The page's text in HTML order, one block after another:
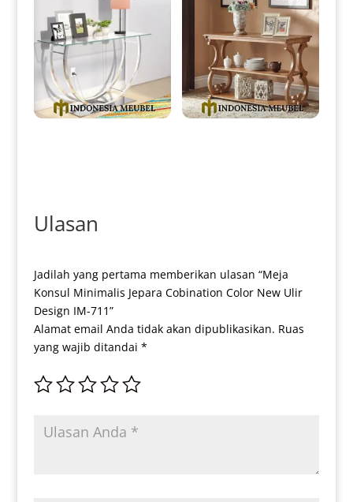
Ulasan
Jadilah yang pertama memberikan ulasan “Meja
Konsul Minimalis Jepara Cobination Color New Ulir
Design IM-711”
Alamat email Anda tidak akan dipublikasikan. Ruas
yang wajib ditandai *